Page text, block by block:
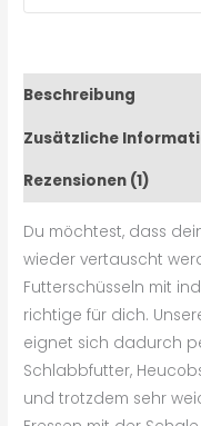
Beschreibung
Zusätzliche
Rezensionen (1)
Du möchtest, dass
wieder vertauscht
Futterschüsseln mit
richtige für dich.
eignet sich dadurch
Schlabbfutter,
und trotzdem sehr